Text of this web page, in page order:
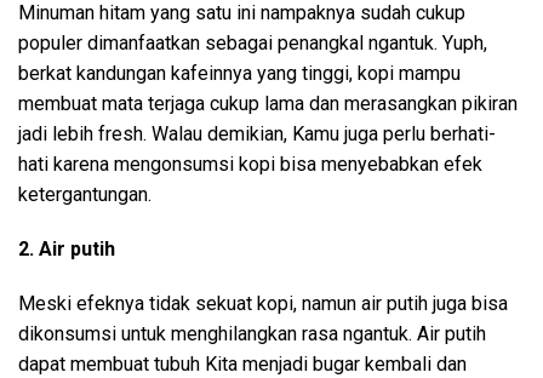
Minuman hitam yang satu ini nampaknya sudah cukup
populer dimanfaatkan sebagai penangkal ngantuk. Yuph,
berkat kandungan kafeinnya yang tinggi, kopi mampu
membuat mata terjaga cukup lama dan merasangkan pikiran
jadi lebih fresh. Walau demikian, Kamu juga perlu berhati-
hati karena mengonsumsi kopi bisa menyebabkan efek
ketergantungan.
2. Air putih
Meski efeknya tidak sekuat kopi, namun air putih juga bisa
dikonsumsi untuk menghilangkan rasa ngantuk. Air putih
dapat membuat tubuh Kita menjadi bugar kembali dan